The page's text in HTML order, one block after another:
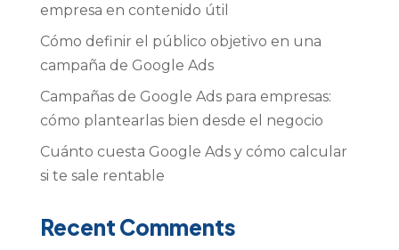
empresa en contenido útil
Cómo definir el público objetivo en una
campaña de Google Ads
Campañas de Google Ads para empresas:
cómo plantearlas bien desde el negocio
Cuánto cuesta Google Ads y cómo calcular
si te sale rentable
Recent Comments